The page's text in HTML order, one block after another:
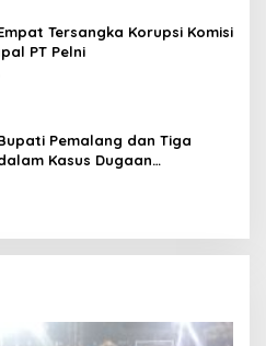
Tersangka Korupsi Komisi
PT Pelni
Pemalang dan Tiga
Kasus Dugaan